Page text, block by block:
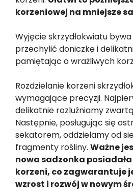
korzeniowej na mniejsze
Wyjęcie skrzydłokwiatu
przechylić doniczkę i
pamiętając o wrażliwych
Rozdzielanie korzeni
wymagające precyzji.
delikatnie rozluźniamy
Następnie, posługując się
sekatorem, oddzielamy od
fragmenty rośliny. Ważne
nowa sadzonka
korzeni, co zagwarantuje
wzrost i rozwój w nowym